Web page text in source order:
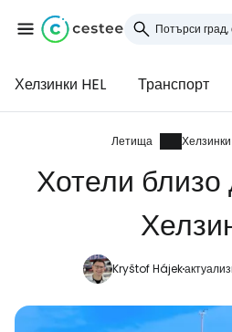
Хелзинки HEL Транспорт
Летища Хелзинки
Хотели
Kryštof Hájek
Влезте в
... световната общност на
Продължете
Продължете